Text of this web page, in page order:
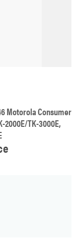
Motorola Consumer
2000E/TK-3000E,